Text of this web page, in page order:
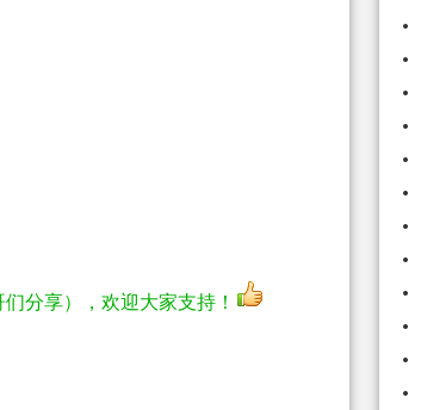
分享），欢迎大家支持！